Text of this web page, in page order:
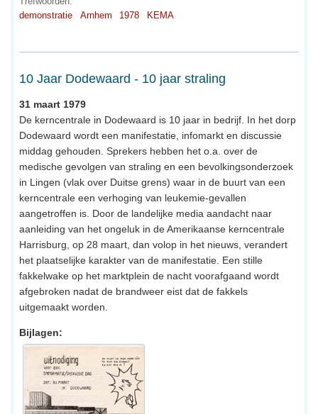
demonstratie
Arnhem 1978 KEMA
10 Jaar Dodewaard - 10 jaar straling
31 maart 1979
De kerncentrale in Dodewaard is 10 jaar in bedrijf. In het dorp
Dodewaard wordt een manifestatie, infomarkt en discussie
middag gehouden. Sprekers hebben het o.a. over de
medische gevolgen van straling en een bevolkingsonderzoek
in Lingen (vlak over Duitse grens) waar in de buurt van een
kerncentrale een verhoging van leukemie-gevallen
aangetroffen is. Door de landelijke media aandacht naar
aanleiding van het ongeluk in de Amerikaanse kerncentrale
Harrisburg, op 28 maart, dan volop in het nieuws, verandert
het plaatselijke karakter van de manifestatie. Een stille
fakkelwake op het marktplein de nacht voorafgaand wordt
afgebroken nadat de brandweer eist dat de fakkels
uitgemaakt worden.
Bijlagen: